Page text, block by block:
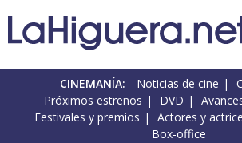
CINEMANÍA: Noticias de cine
Próximos estrenos
DVD
Festivales y premios
Actores y
Box-office